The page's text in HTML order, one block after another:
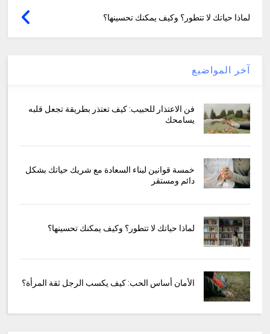
لماذا حياتك لا تتطور؟ وكيف يمكنك تحسينها؟
آخر المواضيع
فن الاعتذار للحبيب: كيف تعتذر بطريقة تجعل قلبه
يسامحك
خمسة قوانين لبناء السعادة مع شريك حياتك بشكل
دائم ومستقر
لماذا حياتك لا تتطور؟ وكيف يمكنك تحسينها؟
الأمان أساس الحب: كيف يكسب الرجل ثقة المرأة؟